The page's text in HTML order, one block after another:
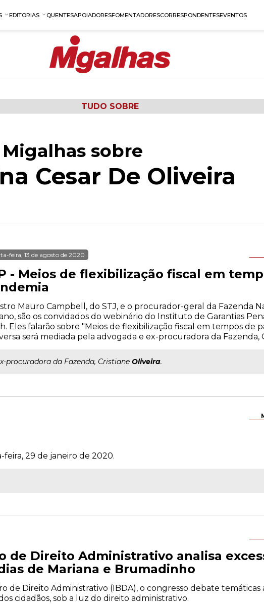
EDITORIAS QUENTESAPOIADORESFOMENTADORESCORRESPONDENTESEVENTOS
TUDO SOBRE
sobre
Cesar De Oliveira
feira, 13 de agosto de 2020
- Meios de flexibilização fiscal em
Mauro Campbell, do STJ, e o procurador-geral da Fazenda
são os convidados do webinário do Instituto de Garantias
Eles falarão sobre "Meios de flexibilização fiscal em tempos de
será mediada pela advogada e ex-procuradora da Fazenda,
procuradora da Fazenda, Cristiane Oliveira.
29 de janeiro de 2020.
de Direito Administrativo analisa
de Mariana e Brumadinho
de Direito Administrativo (IBDA), o congresso debate temáticas
cidadãos, sob a luz do direito administrativo.